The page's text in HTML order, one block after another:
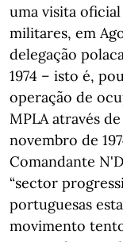
uma visita
militares, em
delegação
1974 – isto é,
operação de
MPLA através
novembro de
Comandante
“sector
portuguesas
movimento